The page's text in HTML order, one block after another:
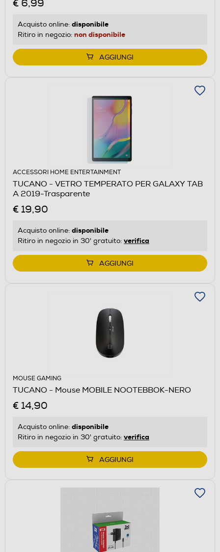
€ 6,99
Acquisto online: disponibile
Ritiro in negozio: non disponibile
AGGIUNGI
ACCESSORI HOME ENTERTAINMENT
TUCANO - VETRO TEMPERATO PER GALAXY TAB
A 2019-Trasparente
€ 19,90
Acquisto online: disponibile
Ritiro in negozio in 30' gratuito: verifica
AGGIUNGI
MOUSE GAMING
TUCANO - Mouse MOBILE NOOTEBBOK-NERO
€ 14,90
Acquisto online: disponibile
Ritiro in negozio in 30' gratuito: verifica
AGGIUNGI